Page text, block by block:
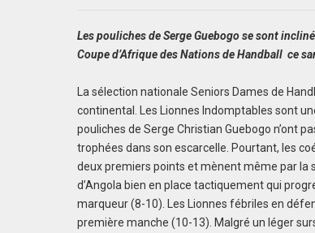
Les pouliches de Serge Guebogo se sont
Coupe d’Afrique des Nations de Handball ce
La sélection nationale Seniors Dames de
continental. Les Lionnes Indomptables sont
pouliches de Serge Christian Guebogo n’ont
trophées dans son escarcelle. Pourtant, les
deux premiers points et mènent même par la
d’Angola bien en place tactiquement qui
marqueur (8-10). Les Lionnes fébriles en
première manche (10-13). Malgré un léger